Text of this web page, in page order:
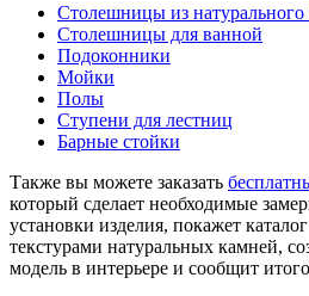
Столешницы из натурального
Столешницы для ванной
Подоконники
Мойки
Полы
Ступени для лестниц
Барные стойки
Также вы можете заказать
который сделает необходимые
установки изделия, покажет
текстурами натуральных камней,
модель в интерьере и сообщит